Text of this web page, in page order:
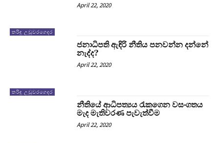
තරිඳු උඩුවරගෙදර
April 22, 2020
තරිඳු උඩුවරගෙදර
ජනාධිපති ඇඳිරි නීතිය පනවන්න දන්නේ
නැද්ද?
April 22, 2020
නීතියේ ආධිපත්‍යය රැකගෙන වසංගතය
මැද මැතිවරණ පැවැත්වීම
April 22, 2020